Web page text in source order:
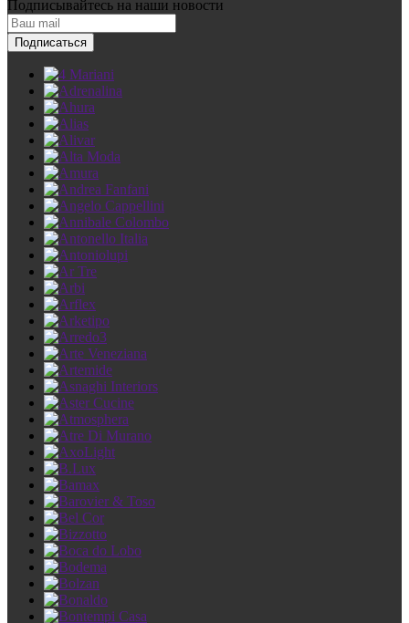
Подписывайтесь на наши новости